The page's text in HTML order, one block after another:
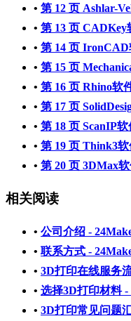
• 第 12 页 Ashlar-
• 第 13 页
• 第 14 页
• 第 15 页
• 第 16 页 Rhino软
• 第 17 页
• 第 18 页 ScanIP
• 第 19 页 Think3
• 第 20 页 3DMax
相关阅读
• 公司介绍 -
• 联系方式 -
• 3D打印在线服务
• 选择3D打印材料
• 3D打印常见问题